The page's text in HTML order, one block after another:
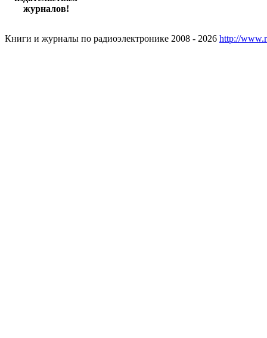
журналов!
Книги и журналы по радиоэлектронике 2008 - 2026 http://